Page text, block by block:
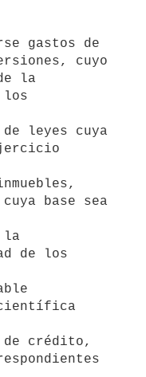
cuyo
la
los
leyes cuya
base sea
la
de los
de crédito,